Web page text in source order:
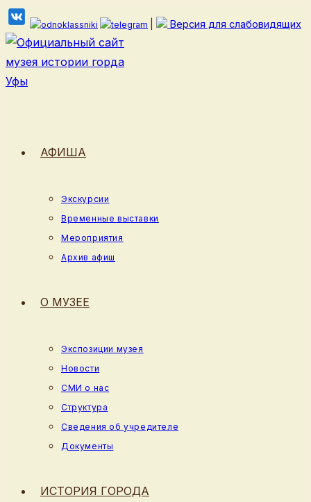
Перейти
к
Версия для слабовидящих
АФИША
Экскурсии
Временные выставки
Мероприятия
Архив афиш
О МУЗЕЕ
Экспозиции музея
Новости
СМИ о нас
Структура
Сведения об учредителе
Документы
ИСТОРИЯ ГОРОДА